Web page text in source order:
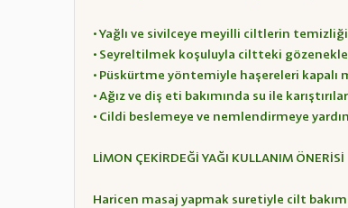
• Yağlı ve sivilceye meyilli ciltlerin
• Seyreltilmek koşuluyla ciltteki
• Püskürtme yöntemiyle haşereleri kapalı
• Ağız ve diş eti bakımında su ile
• Cildi beslemeye ve nemlendirmeye
LİMON ÇEKİRDEĞİ YAĞI KULLANIM ÖNERİSİ
Haricen masaj yapmak suretiyle cilt